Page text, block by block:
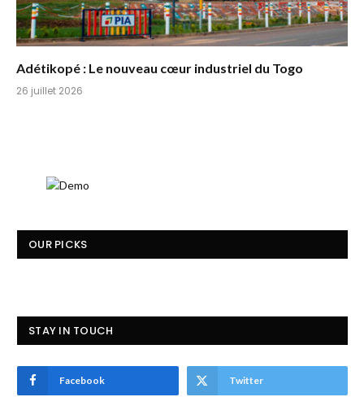
Adétikopé : Le nouveau cœur industriel du Togo
26 juillet 2026
OUR PICKS
STAY IN TOUCH
Facebook Twitter